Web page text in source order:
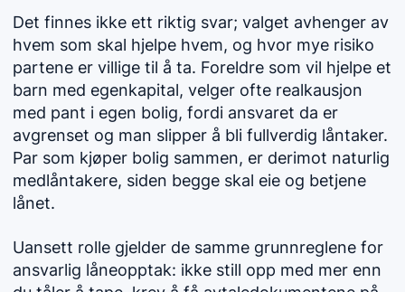
Det finnes ikke ett riktig svar; valget avhenger av
hvem som skal hjelpe hvem, og hvor mye risiko
partene er villige til å ta. Foreldre som vil hjelpe et
barn med egenkapital, velger ofte realkausjon
med pant i egen bolig, fordi ansvaret da er
avgrenset og man slipper å bli fullverdig låntaker.
Par som kjøper bolig sammen, er derimot naturlig
medlåntakere, siden begge skal eie og betjene
lånet.
Uansett rolle gjelder de samme grunnreglene for
ansvarlig låneopptak: ikke still opp med mer enn